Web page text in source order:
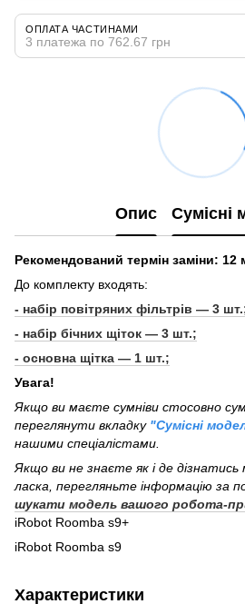
ОПЛАТА ЧАСТИНАМИ
3 платежа по 762.67 грн
Опис Сумісні
Рекомендований термін заміни: 12
До комплекту входять:
- набір повітряних фільтрів — 3
- набір бічних щіток — 3 шт.;
- основна щітка — 1 шт.;
Увага!
Якщо ви маєте сумніви стосовно
переглянути вкладку "Сумісні
нашими спеціалістами.
Якщо ви не знаєте як і де
ласка, перегляньте інформацію за
шукати модель вашого робота-
iRobot Roomba s9+
iRobot Roomba s9
Характеристики